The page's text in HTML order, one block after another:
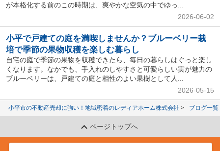
が本格化する前のこの時期は、爽やかな空気の中でゆっ...
2026-06-02
小平で戸建ての庭を満喫しませんか？ブルーベリー栽
培で季節の果物収穫を楽しむ暮らし
自宅の庭で季節の果物を収穫できたら、毎日の暮らしはぐっと楽し
くなります。なかでも、手入れのしやすさと可愛らしい実が魅力の
ブルーベリーは、戸建ての庭と相性のよい果樹として人...
2026-05-15
小平市の不動産売却に強い！地域密着のレディアホーム株式会社 ブログ一覧
ページトップへ